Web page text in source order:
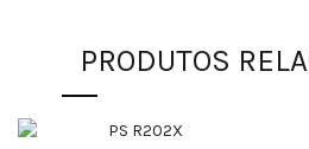
PRODUTOS